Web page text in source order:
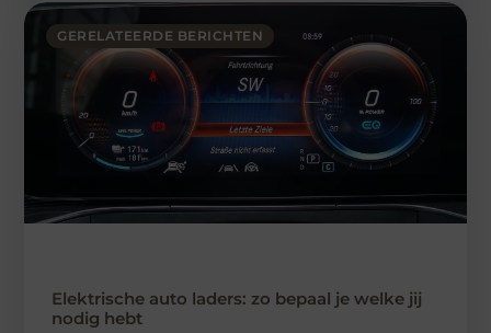
GERELATEERDE BERICHTEN
Elektrische auto laders: zo bepaal je welke jij
nodig hebt